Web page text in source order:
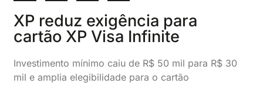
XP reduz exigência para
cartão XP Visa Infinite
Investimento mínimo caiu de R$ 50 mil para R$ 30
mil e amplia elegibilidade para o cartão